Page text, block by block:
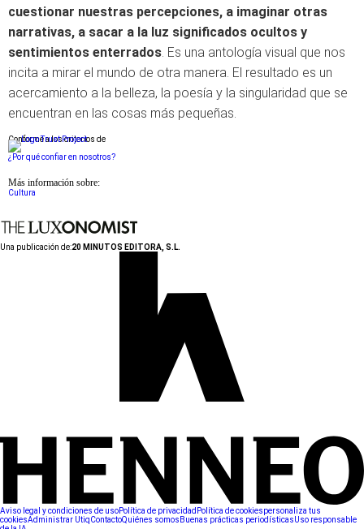
cuestionar nuestras percepciones, a imaginar otras
narrativas, a sacar a la luz significados ocultos y
sentimientos enterrados. Es una antología visual que nos
incita a mirar el mundo de otra manera. El resultado es un
acercamiento a la belleza, la poesía y la singularidad que se
encuentran en las cosas más pequeñas.
Conforme a los criterios de
¿Por qué confiar en nosotros?
Más información sobre:
Cultura
Una publicación de:20 MINUTOS EDITORA, S.L.
Aviso legal y condiciones de usoPolítica de privacidad Política de cookiespersonaliza tus
cookiesAdministrar UtiqContactoQuiénes somos Buenas prácticas periodísticasUso responsable